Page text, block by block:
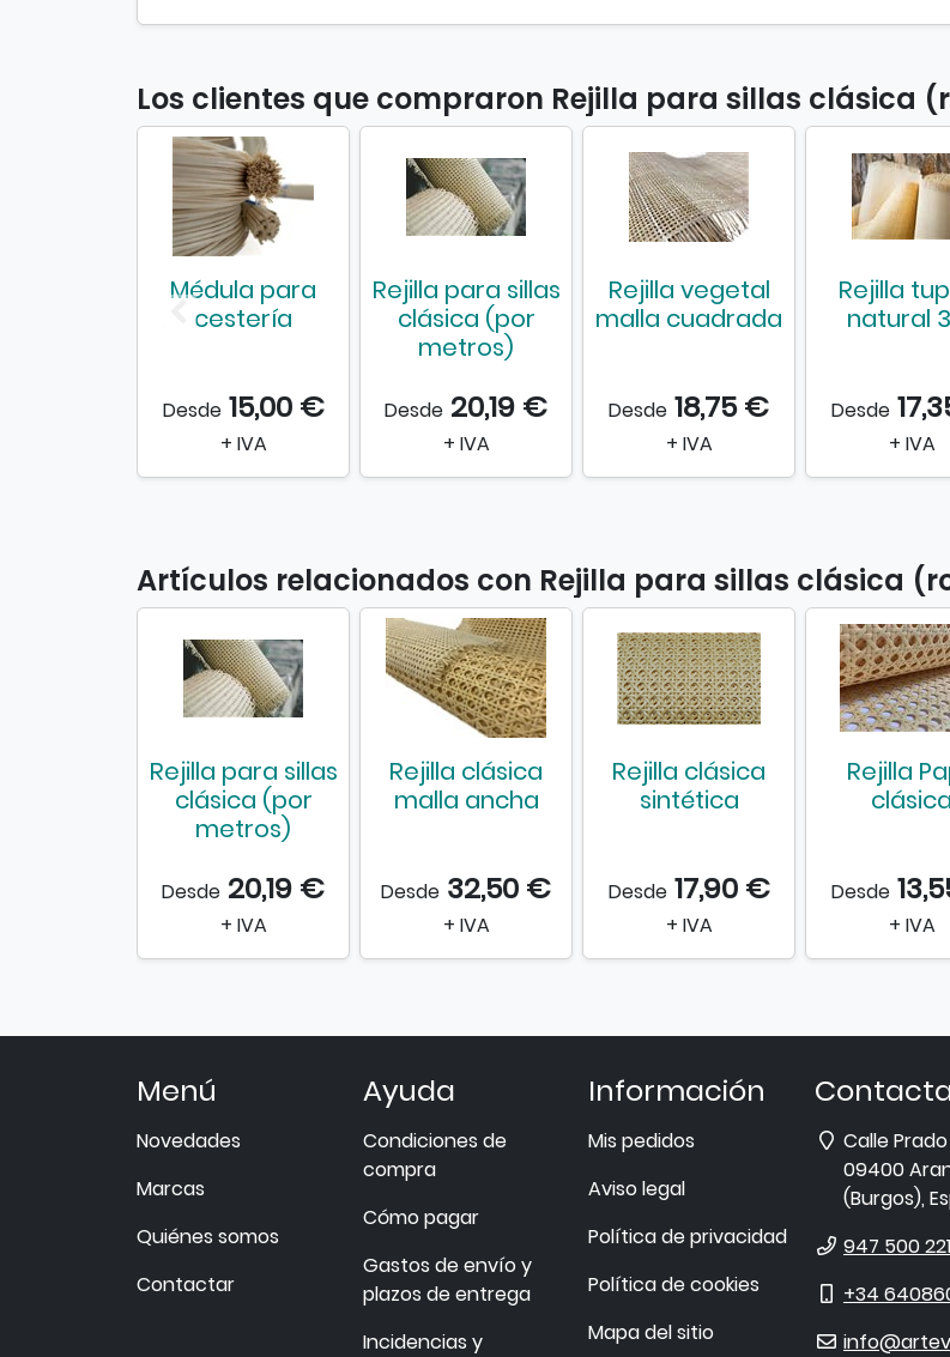
s
i
c
a
(
r
l
l
Los clientes que compraron Rejilla para sillas clásica
Médula para
cestería
Desde 15,00 €
+ IVA
Rejilla para sillas
clásica (por
metros)
Desde 20,19 €
+ IVA
Rejilla vegetal
malla cuadrada
Desde 18,75 €
+ IVA
Rejilla
natural
Desde
+ IVA
Artículos relacionados con Rejilla para sillas clásica
Rejilla para sillas
clásica (por
metros)
Desde 20,19 €
+ IVA
Rejilla clásica
malla ancha
Desde 32,50 €
+ IVA
Rejilla clásica
sintética
Desde 17,90 €
+ IVA
Rejilla
clásica
Desde
+ IVA
Menú
Novedades
Marcas
Quiénes somos
Contactar
Ayuda
Condiciones de
compra
Cómo pagar
Gastos de envío y
plazos de entrega
Incidencias y
Información
Mis pedidos
Aviso legal
Política de privacidad
Política de cookies
Mapa del sitio
Dirección
Calle
09400
(Burgos),
Teléfono
947 500 221
Móvil
+34
E-